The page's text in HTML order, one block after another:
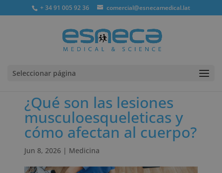
+ 34 91 005 92 36 comercial@esnecamedical.lat
Seleccionar página
¿Qué son las lesiones
musculoesqueleticas y
cómo afectan al cuerpo?
Jun 8, 2026| Medicina